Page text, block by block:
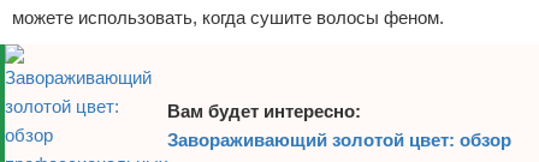
можете использовать, когда сушите волосы феном.
Вам будет интересно:
Завораживающий золотой цвет: обзор